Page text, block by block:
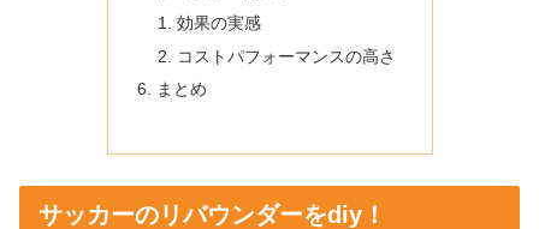
効果の実感
コストパフォーマンスの高さ
まとめ
サッカーのリバウンダーをdiy！